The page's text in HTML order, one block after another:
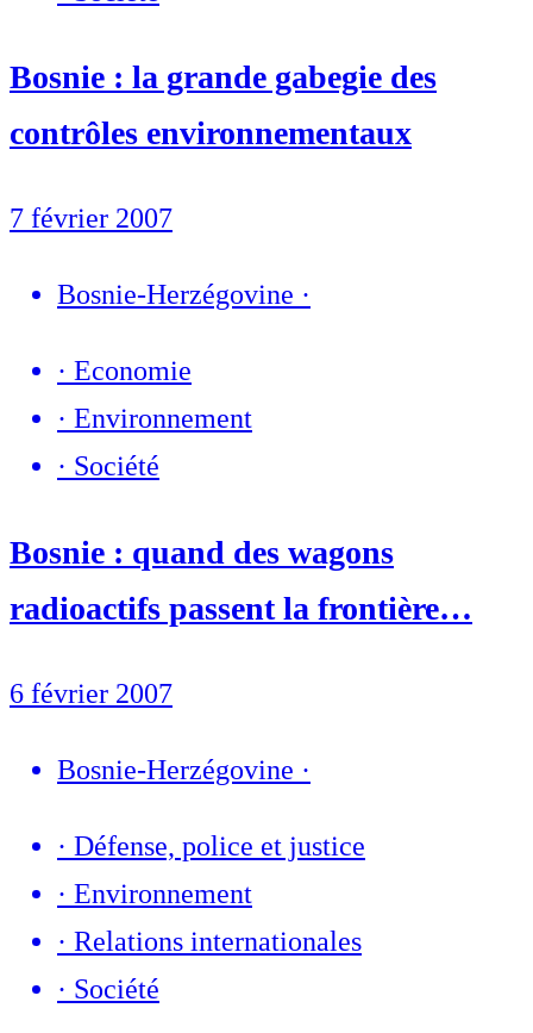
Bosnie : la grande gabegie des
contrôles environnementaux
7 février 2007
Bosnie-Herzégovine ·
· Economie
· Environnement
· Société
Bosnie : quand des wagons
radioactifs passent la frontière…
6 février 2007
Bosnie-Herzégovine ·
· Défense, police et justice
· Environnement
· Relations internationales
· Société